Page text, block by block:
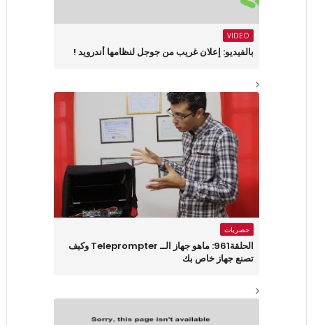
VIDEO
بالفيديو: إعلان غريب من جوجل لنظامها أندرويد !
حصريات
الحلقة961: ماهو جهاز الــ Teleprompter وكيف
تصنع جهاز خاص بك